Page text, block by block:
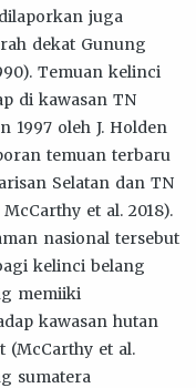
juga
dekat Gunung
Temuan kelinci
di kawasan TN
1997 oleh J. Holden
temuan terbaru
Selatan dan TN
et al. 2018).
nasional tersebut
kelinci belang
memiiki
kawasan hutan
(McCarthy et al.
sumatera